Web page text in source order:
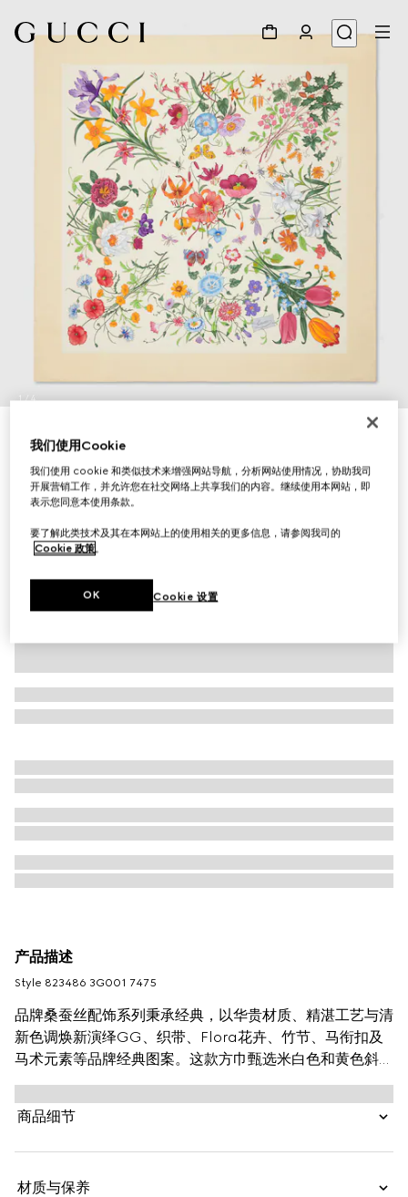
1 / 4
€ 490
相关款式米白色和黄色
产品描述
Style ‎823486 3G001 7475
品牌桑蚕丝配饰系列秉承经典，以华贵材质、精湛工艺与清
新色调焕新演绎GG、织带、Flora花卉、竹节、马衔扣及
马术元素等品牌经典图案。这款方巾甄选米白色和黄色斜纹
桑蚕丝打造，通体Gucci花卉印花尽释别致韵调。
商品细节
材质与保养
我们使用Cookie
我们使用 cookie 和类似技术来增强网站导航，分析网站使用情况，协助我司
开展营销工作，并允许您在社交网络上共享我们的内容。继续使用本网站，即
表示您同意本使用条款。
要了解此类技术及其在本网站上的使用相关的更多信息，请参阅我司的
Cookie 政策。
Cookie 设置
OK